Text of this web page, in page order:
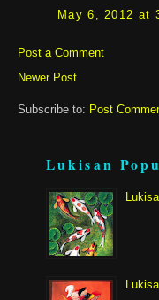
May 6, 2012 at
Post a Comment
Newer Post
Subscribe to: Post
Lukisan